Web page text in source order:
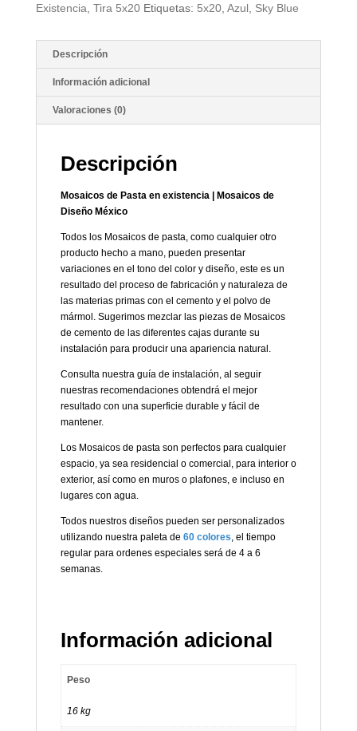
Existencia Tira 5x20 Etiquetas: 5x20, Azul, Sky Blue
Descripción
Información adicional
Valoraciones (0)
Descripción
Mosaicos de Pasta en existencia | Mosaicos de
Diseño México
Todos los Mosaicos de pasta, como cualquier otro
producto hecho a mano, pueden presentar
variaciones en el tono del color y diseño, este es un
resultado del proceso de fabricación y naturaleza de
las materias primas con el cemento y el polvo de
mármol. Sugerimos mezclar las piezas de Mosaicos
de cemento de las diferentes cajas durante su
instalación para producir una apariencia natural.
Consulta nuestra guía de instalación, al seguir
nuestras recomendaciones obtendrá el mejor
resultado con una superficie durable y fácil de
mantener.
Los Mosaicos de pasta son perfectos para cualquier
espacio, ya sea residencial o comercial, para interior o
exterior, así como en muros o plafones, e incluso en
lugares con agua.
Todos nuestros diseños pueden ser personalizados
utilizando nuestra paleta de 60 colores, el tiempo
regular para ordenes especiales será de 4 a 6
semanas.
Información adicional
Peso
16 kg